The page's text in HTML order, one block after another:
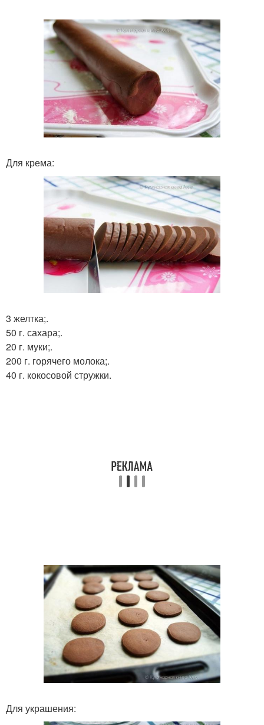
Для крема:
3 желтка;.
50 г. сахара;.
20 г. муки;.
200 г. горячего молока;.
40 г. кокосовой стружки.
Для украшения: